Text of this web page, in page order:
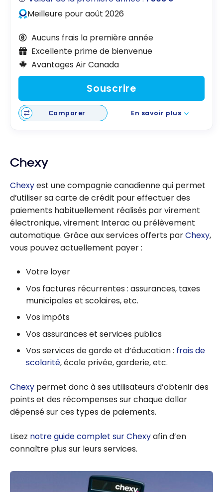
Meilleure pour août 2026
Aucuns frais la première année
Excellente prime de bienvenue
Avantages Air Canada
Souscrire
Comparer En savoir plus
Chexy
Chexyest une compagnie canadienne qui permet
d’utiliser sa carte de crédit pour effectuer des
paiements habituellement réalisés par virement
électronique, virement Interac ou prélèvement
automatique. Grâce aux services offerts parChexy,
vous pouvez actuellement payer :
Votre loyer
Vos factures récurrentes : assurances, taxes
municipales et scolaires, etc.
Vos impôts
Vos assurances et services publics
Vos services de garde et d’éducation : frais de
scolarité, école privée, garderie, etc.
Chexy permet donc à ses utilisateurs d’obtenir des
points et des récompenses sur chaque dollar
dépensé sur ces types de paiements.
Lisez notre guide complet sur Chexyafin d’en
connaître plus sur leurs services.